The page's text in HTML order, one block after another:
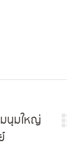
นุมใหญ่